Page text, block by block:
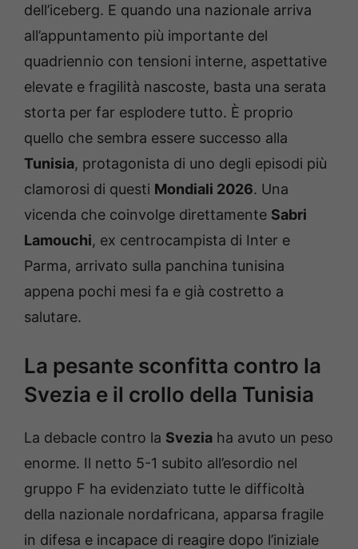
dell’iceberg. E quando una nazionale arriva
all’appuntamento più importante del
quadriennio con tensioni interne, aspettative
elevate e fragilità nascoste, basta una serata
storta per far esplodere tutto. È proprio
quello che sembra essere successo alla
Tunisia, protagonista di uno degli episodi più
clamorosi di questi Mondiali 2026. Una
vicenda che coinvolge direttamente Sabri
Lamouchi, ex centrocampista di Inter e
Parma, arrivato sulla panchina tunisina
appena pochi mesi fa e già costretto a
salutare.
La pesante sconfitta contro la
Svezia e il crollo della Tunisia
La debacle contro la Svezia ha avuto un peso
enorme. Il netto 5-1 subito all’esordio nel
gruppo F ha evidenziato tutte le difficoltà
della nazionale nordafricana, apparsa fragile
in difesa e incapace di reagire dopo l’iniziale